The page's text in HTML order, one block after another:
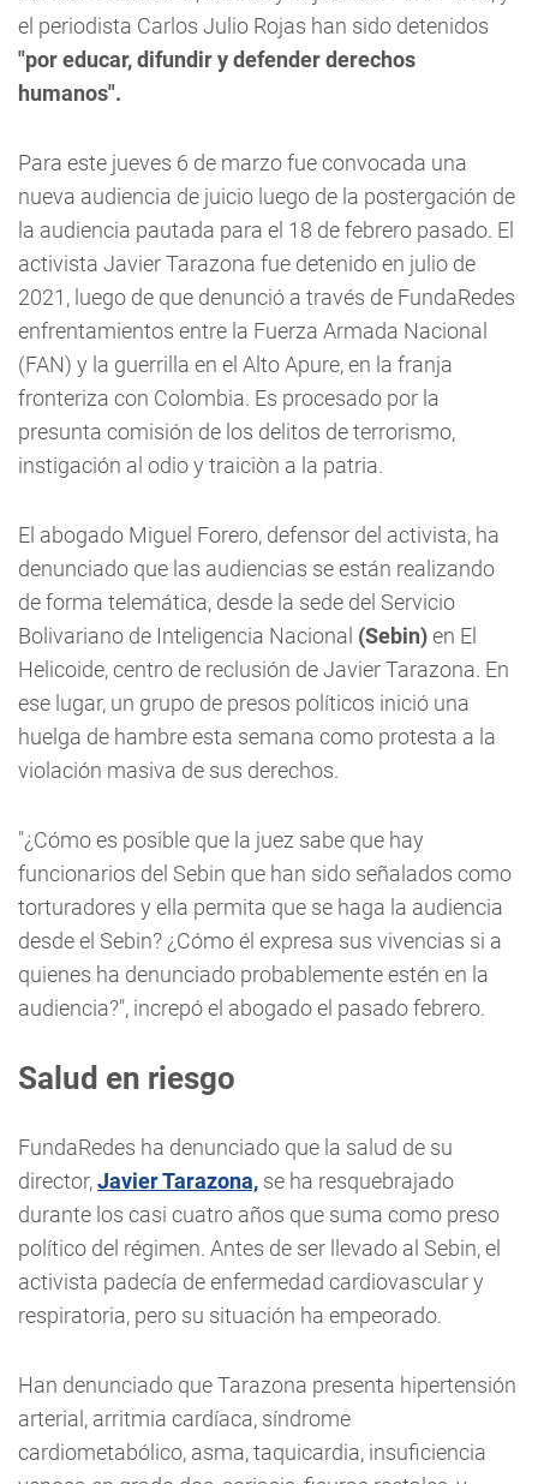
el periodista Carlos Julio Rojas han sido detenidos
"por educar, difundir y defender derechos
humanos".
Para este jueves 6 de marzo fue convocada una
nueva audiencia de juicio luego de la postergación de
la audiencia pautada para el 18 de febrero pasado. El
activista Javier Tarazona fue detenido en julio de
2021, luego de que denunció a través de FundaRedes
enfrentamientos entre la Fuerza Armada Nacional
(FAN) y la guerrilla en el Alto Apure, en la franja
fronteriza con Colombia. Es procesado por la
presunta comisión de los delitos de terrorismo,
instigación al odio y traiciòn a la patria.
El abogado Miguel Forero, defensor del activista, ha
denunciado que las audiencias se están realizando
de forma telemática, desde la sede del Servicio
Bolivariano de Inteligencia Nacional (Sebin)en El
Helicoide, centro de reclusión de Javier Tarazona. En
ese lugar, un grupo de presos políticos inició una
huelga de hambre esta semana como protesta a la
violación masiva de sus derechos.
"¿Cómo es posible que la juez sabe que hay
funcionarios del Sebin que han sido señalados como
torturadores y ella permita que se haga la audiencia
desde el Sebin? ¿Cómo él expresa sus vivencias si a
quienes ha denunciado probablemente estén en la
audiencia?", increpó el abogado el pasado febrero.
Salud en riesgo
FundaRedes ha denunciado que la salud de su
director,Javier Tarazona, se ha resquebrajado
durante los casi cuatro años que suma como preso
político del régimen. Antes de ser llevado al Sebin, el
activista padecía de enfermedad cardiovascular y
respiratoria, pero su situación ha empeorado.
Han denunciado que Tarazona presenta hipertensión
arterial, arritmia cardíaca, síndrome
cardiometabólico, asma, taquicardia, insuficiencia